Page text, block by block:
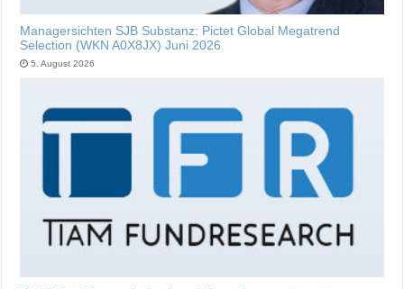
Managersichten SJB Substanz: Pictet Global Megatrend
Selection (WKN A0X8JX) Juni 2026
5. August 2026